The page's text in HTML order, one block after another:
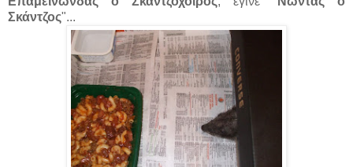
Σκάντζος"...